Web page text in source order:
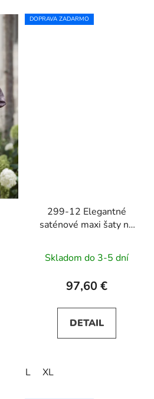
DOPRAVA ZADARMO
299-12 Elegantné
saténové maxi šaty na
tmavomodré
Skladom do 3-5 dní
97,60 €
DETAIL
L XL